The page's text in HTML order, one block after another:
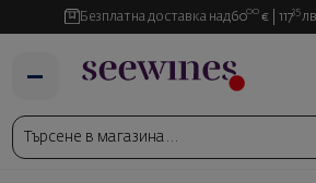
Безплатна доставка над6000 € 11735